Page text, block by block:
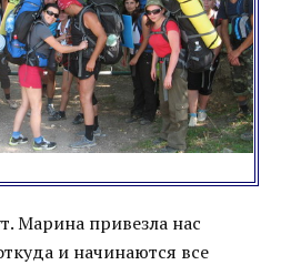
Марина привезла нас
и начинаются все